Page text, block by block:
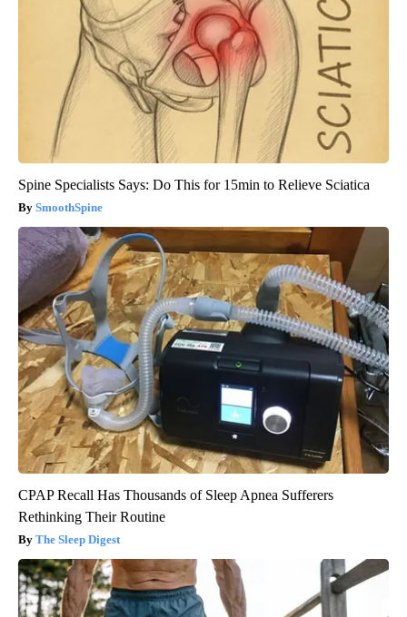
Spine Specialists Says: Do This for 15min to Relieve Sciatica
SmoothSpine
CPAP Recall Has Thousands of Sleep Apnea Sufferers
Rethinking Their Routine
The Sleep Digest